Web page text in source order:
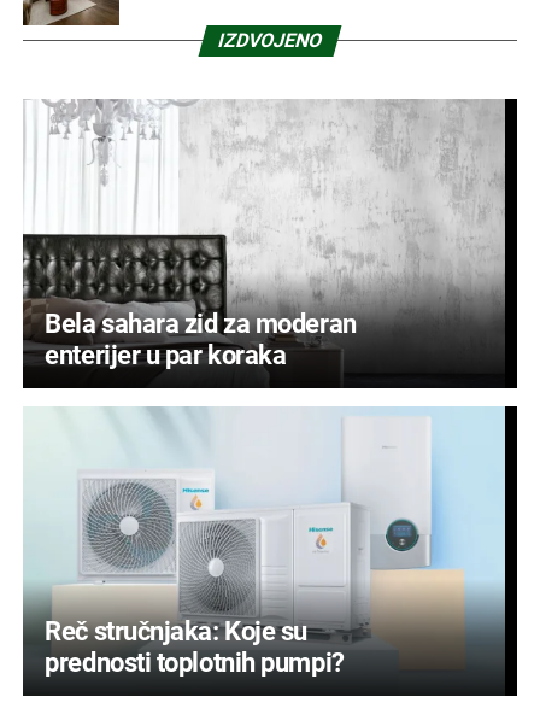
IZDVOJENO
Bela sahara zid za moderan
enterijer u par koraka
Reč stručnjaka: Koje su
prednosti toplotnih pumpi?